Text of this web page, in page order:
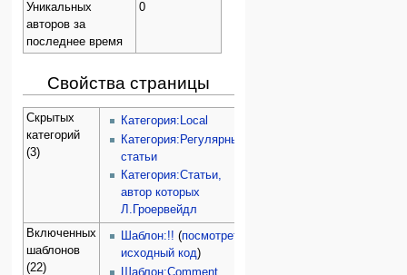
Уникальных
авторов за
последнее время
0
Свойства страницы
Скрытых
категорий
(3)
Категория:Local
Категория:Регулярные
статьи
Категория:Статьи,
автор которых
Л.Гроервейдл
Включенных
шаблонов
(22)
Шаблон:!! (посмотреть
исходный код)
Шаблон:Comment